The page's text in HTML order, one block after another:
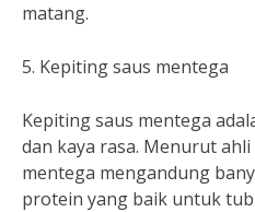
matang.
5. Kepiting saus mentega
Kepiting saus mentega
dan kaya rasa. Menurut ahli
mentega mengandung
protein yang baik untuk